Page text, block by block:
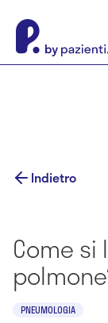
Indietro
Come
PNEUMOLOGIA